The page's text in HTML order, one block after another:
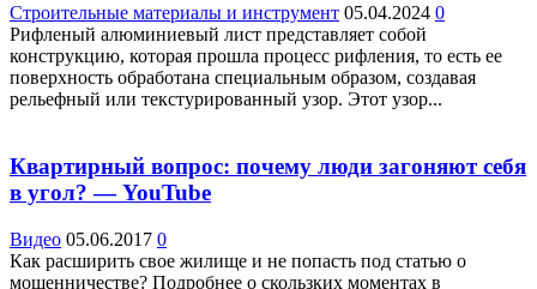
Строительные материалы и инструмент 05.04.2024 0
Рифленый алюминиевый лист представляет собой
конструкцию, которая прошла процесс рифления, то есть ее
поверхность обработана специальным образом, создавая
рельефный или текстурированный узор. Этот узор...
Квартирный вопрос: почему люди загоняют себя
в угол? — YouTube
Видео 05.06.2017 0
Как расширить свое жилище и не попасть под статью о
мошенничестве? Подробнее о скользких моментах в